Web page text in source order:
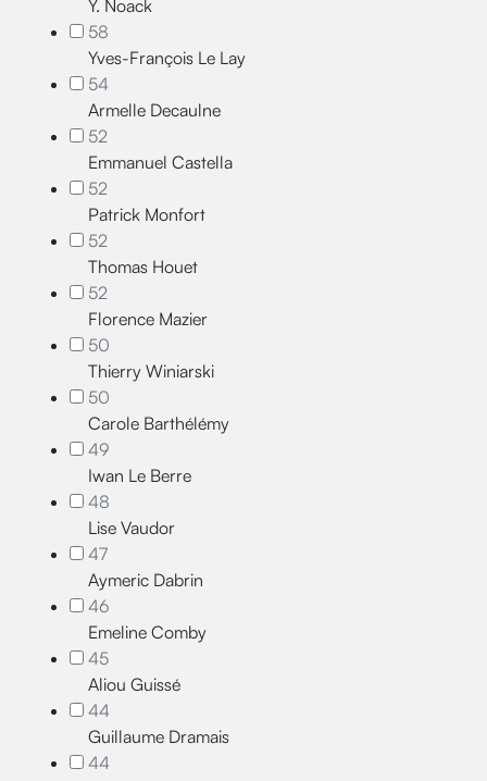
Y. Noack
58
Yves-François Le Lay
54
Armelle Decaulne
52
Emmanuel Castella
52
Patrick Monfort
52
Thomas Houet
52
Florence Mazier
50
Thierry Winiarski
50
Carole Barthélémy
49
Iwan Le Berre
48
Lise Vaudor
47
Aymeric Dabrin
46
Emeline Comby
45
Aliou Guissé
44
Guillaume Dramais
44